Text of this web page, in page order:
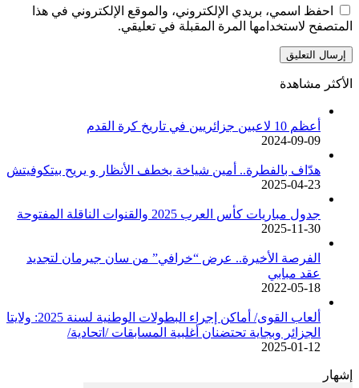
احفظ اسمي، بريدي الإلكتروني، والموقع الإلكتروني في هذا
المتصفح لاستخدامها المرة المقبلة في تعليقي.
الأكثر مشاهدة
أعظم 10 لاعبين جزائريين في تاريخ كرة القدم
2024-09-09
هدّاف بالفطرة.. أمين شياخة يخطف الأنظار و يريح بيتكوفيتش
2025-04-23
جدول مباريات كأس العرب 2025 والقنوات الناقلة المفتوحة
2025-11-30
الفرصة الأخيرة.. عرض “خرافي” من سان جيرمان لتجديد
عقد مبابي
2022-05-18
ألعاب القوى/ أماكن إجراء البطولات الوطنية لسنة 2025: ولايتا
الجزائر وبجاية تحتضنان أغلبية المسابقات /اتحادية/
2025-01-12
إشهار